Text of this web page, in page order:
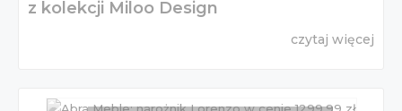
z kolekcji Miloo Design
czytaj więcej